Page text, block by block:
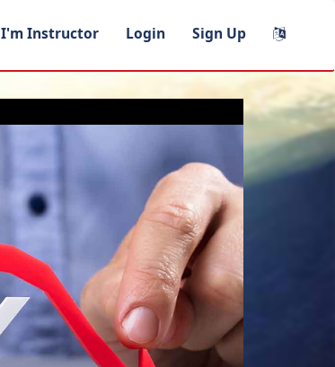
I'm Instructor Login Sign Up